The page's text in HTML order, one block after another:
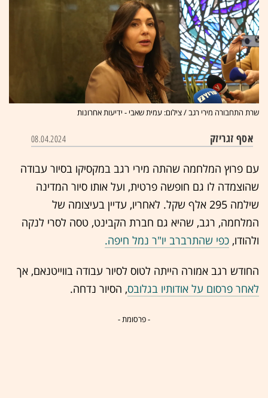
שרת התחבורה מירי רגב / צילום: עמית שאבי - ידיעות אחרונות
אסף זגריזק 08.04.2024
עם פרוץ המלחמה שהתה מירי רגב במקסיקו בסיור עבודה
שהוצמדה לו גם חופשה פרטית, ועל אותו סיור המדינה
שילמה 295 אלף שקל. לאחריו, עדיין בעיצומה של
המלחמה, רגב, שהיא גם חברת הקבינט, טסה לסרי לנקה
ולהודו, כפי שהתרברב יו"ר נמל חיפה.
החודש רגב אמורה הייתה לטוס לסיור עבודה בווייטנאם, אך
לאחר פרסום על אודותיו בגלובס, הסיור נדחה.
- פרסומת -